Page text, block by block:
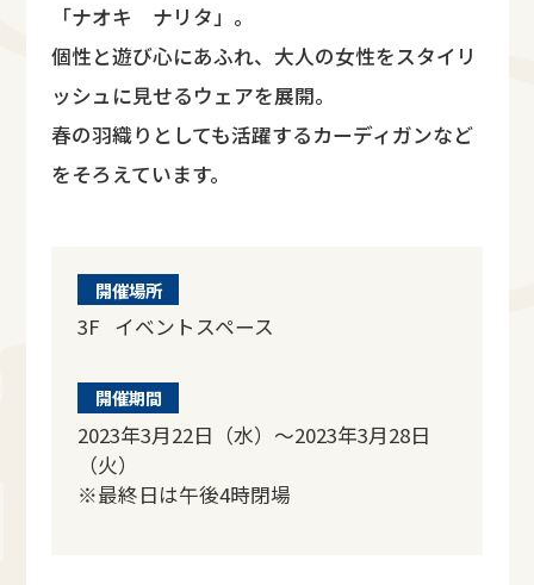
「ナオキ ナリタ」。
個性と遊び心にあふれ、大人の女性をスタイリ
ッシュに見せるウェアを展開。
春の羽織りとしても活躍するカーディガンなど
をそろえています。
開催場所
3F イベントスペース
開催期間
2023年3月22日（水）～2023年3月28日
（火）
※最終日は午後4時閉場